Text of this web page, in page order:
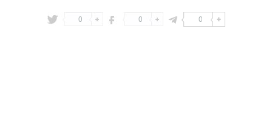
0 0 0